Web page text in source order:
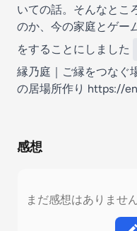
いての話。そんなとこ
のか、今の家庭とゲー
をすることにしました
縁乃庭｜ご縁をつなぐ
の居場所作り https://
感想
まだ感想はありませ